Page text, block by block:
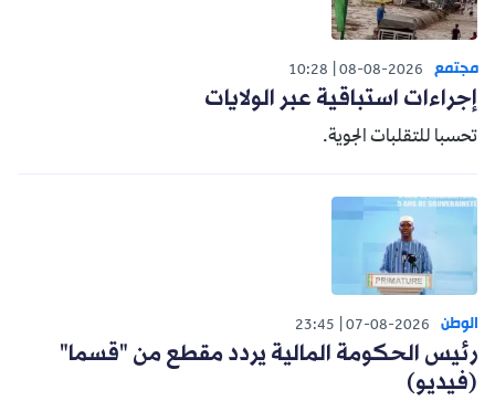
مجتمع 08-08-2026
10:28
إجراءات استباقية عبر الولايات
تحسبا للتقلبات الجوية.
الوطن 07-08-2026
23:45
رئيس الحكومة المالية يردد مقطع من "قسما"
(فيديو)